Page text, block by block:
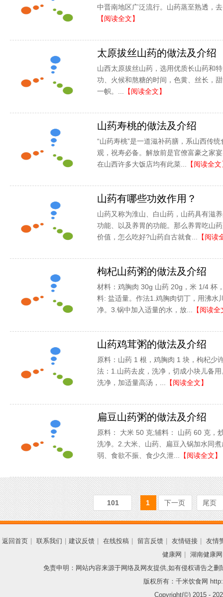
中晋南地区广泛流行。山药蒸至熟透，
【阅读全文】
太原拔丝山药的做法及介绍
山西太原拔丝山药，选用优质长山药和
功、火候和熬糖的时间，色黄、丝长，
一帜。...
【阅读全文】
山药寿桃的做法及介绍
“山药寿桃”是一道滋补药膳，系山西传
观，祝寿必备。解放前是官僚富豪之家
在山西许多大饭店均有此菜...
【阅读全
山药有哪些功效作用？
山药又称为淮山、白山药，山药具有滋
功能、以及养胃的功能。那么养胃吃山
价值，怎么吃好?山药自古就食...
【阅读
枸杞山药粥的做法及介绍
材料：鸡胸肉 30g 山药 20g，米 1/4 杯
料: 盐适量。作法1.鸡胸肉切丁，用沸水
净。3.锅中加入适量的水，放...
【阅读
山药鸡茸粥的做法及介绍
原料：山药 1 根，鸡胸肉 1 块，枸杞少
法：1.山药去皮，洗净，切成小块儿备
洗净，加适量高汤，...
【阅读全文】
扁豆山药粥的做法及介绍
原料： 大米 50 克;辅料： 山药 60 克，
洗净。2.大米、山药、扁豆入锅加水同
弱、食欲不振、食少久泄...
【阅读全文】
101 1 下一页 尾页
返回首页 联系我们 建议反馈 在线投稿 留言反馈 友情链接
友情
健康网
湖南健康网
免责申明：网站内容来源于网络及网友提供,如有侵权请告之
版权所有：千米饮食网
Copyright(©) 2015 -